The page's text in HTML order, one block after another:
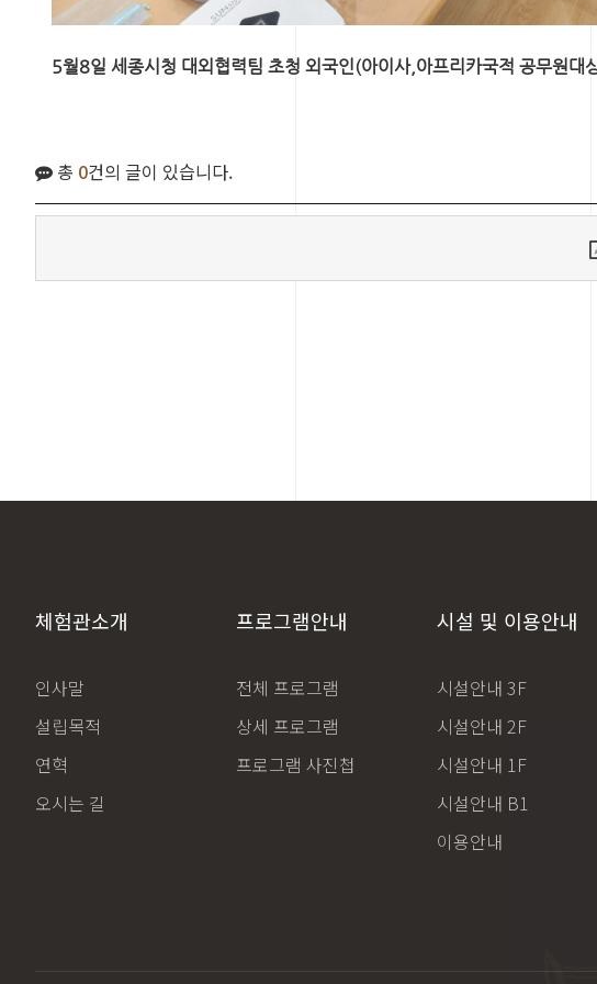
5월8일 세종시청 대외협력팀 초청 외국인(아이사,아프리카국적 공무원대
총 0건의 글이 있습니다.
체험관소개
인사말
설립목적
연혁
오시는 길
프로그램안내
전체 프로그램
상세 프로그램
프로그램 사진첩
시설 및 이용안내
시설안내 3F
시설안내 2F
시설안내 1F
시설안내 B1
이용안내